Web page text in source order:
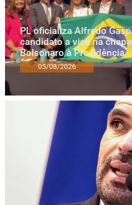
PL oficializa Alfredo
candidato a vice na
Bolsonaro à Presidência
05/08/2026